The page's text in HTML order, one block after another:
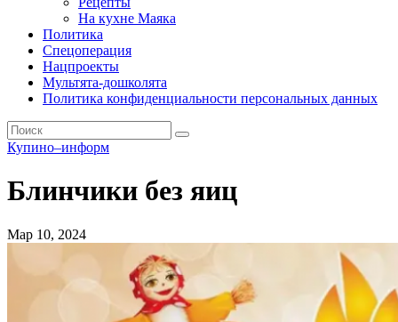
На кухне Маяка
Политика
Спецоперация
Нацпроекты
Мультята-дошколята
Политика конфиденциальности персональных данных
Купино–информ
Блинчики без яиц
Мар 10, 2024